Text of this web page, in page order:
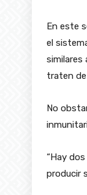
En este
el
similares
traten de
No
“Hay
producir